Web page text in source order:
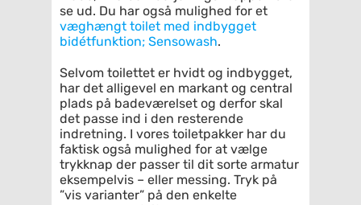
se ud. Du har også mulighed for et
væghængt toilet med indbygget
bidétfunktion; Sensowash.
Selvom toilettet er hvidt og indbygget,
har det alligevel en markant og central
plads på badeværelset og derfor skal
det passe ind i den resterende
indretning. I vores toiletpakker har du
faktisk også mulighed for at vælge
trykknap der passer til dit sorte armatur
eksempelvis – eller messing. Tryk på
”vis varianter” på den enkelte